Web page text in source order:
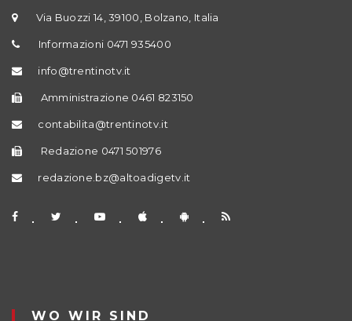
Via Buozzi 14, 39100, Bolzano, Italia
Informazioni 0471 935400
info@trentinotv.it
Amministrazione 0461 823150
contabilita@trentinotv.it
Redazione 0471 501976
redazione.bz@altoadigetv.it
WO WIR SIND